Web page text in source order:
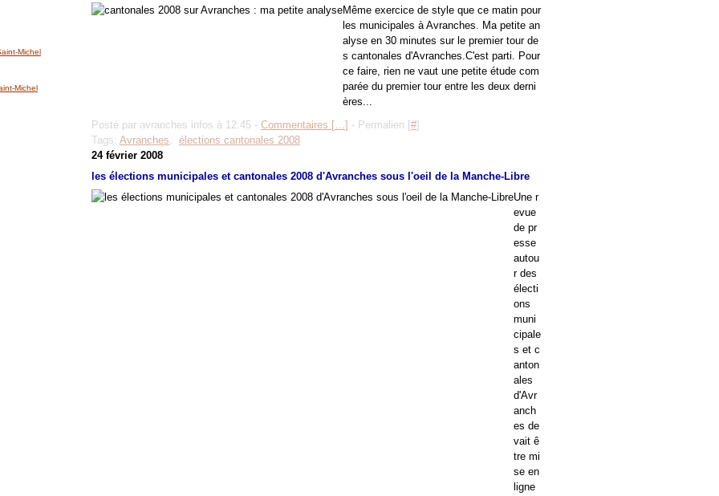
Michel
Michel
Même exercice de style que ce matin pour
les municipales à Avranches. Ma petite an
alyse en 30 minutes sur le premier tour de
s cantonales d'Avranches.C'est parti. Pour
ce faire, rien ne vaut une petite étude com
parée du premier tour entre les deux derni
ères...
Posté par avranches infos à 12:45 - Commentaires […] - Permalien [#]
Tags: Avranches, élections cantonales 2008
24 février 2008
les élections municipales et cantonales 2008 d'Avranches sous l'oeil de la Manche-Libre
Une r
evue
de pr
esse
autou
r des
électi
ons
muni
cipale
s et c
anton
ales
d'Avr
anch
es de
vait ê
tre mi
se en
ligne